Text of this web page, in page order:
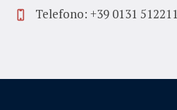
Telefono: +39 0131 512211